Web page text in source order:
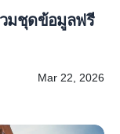
มชุดข้อมูลฟรี
Mar 22, 2026